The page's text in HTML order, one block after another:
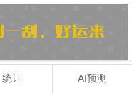
+ 1 0 07
号码
统计 AI预测